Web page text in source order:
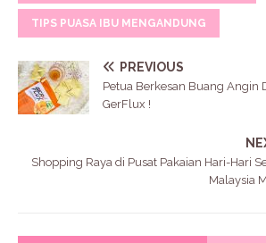
TIPS PUASA IBU MENGANDUNG
PREVIOUS
Petua Berkesan Buang Angin
GerFlux !
Shopping Raya di Pusat Pakaian Hari-Hari
Malaysia